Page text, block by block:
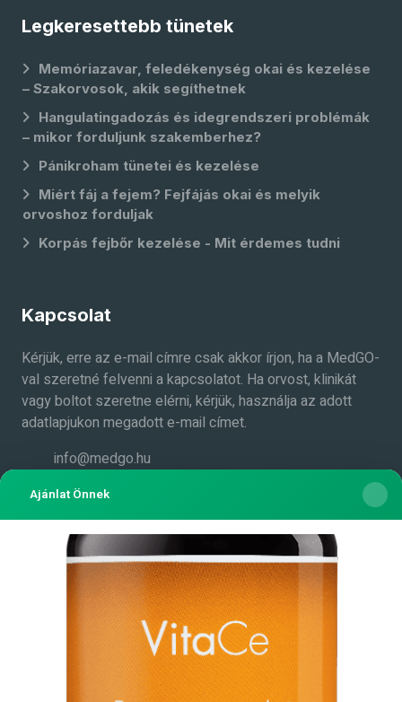
Ajánlat Önnek
Legkeresettebb tünetek
Memóriazavar, feledékenység okai és kezelése
– Szakorvosok, akik segíthetnek
Hangulatingadozás és idegrendszeri problémák
– mikor forduljunk szakemberhez?
Pánikroham tünetei és kezelése
Miért fáj a fejem? Fejfájás okai és melyik
orvoshoz forduljak
Korpás fejbőr kezelése - Mit érdemes tudni
Kapcsolat
Kérjük, erre az e-mail címre csak akkor írjon, ha a MedGO-
val szeretné felvenni a kapcsolatot. Ha orvost, klinikát
vagy boltot szeretne elérni, kérjük, használja az adott
adatlapjukon megadott e-mail címet.
info@medgo.hu
Medgo.hu a Facebook-on
MedGO
A MedGO-val könnyen és egyszerűen kereshet
orvosokat, gyógyszertárakat, magánorvosokat,
magánklinikákat, állatorvosokat, fogorvosokat és még
sok mást. Az adatokat folyamatosan bővítjük.